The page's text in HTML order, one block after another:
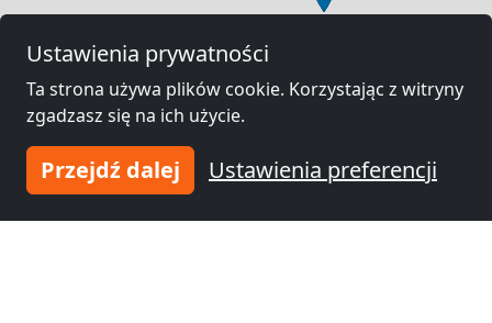
Ustawienia prywatności
Ta strona używa plików cookie. Korzystając z witryny
zgadzasz się na ich użycie.
Przejdź dalej Ustawienia preferencji